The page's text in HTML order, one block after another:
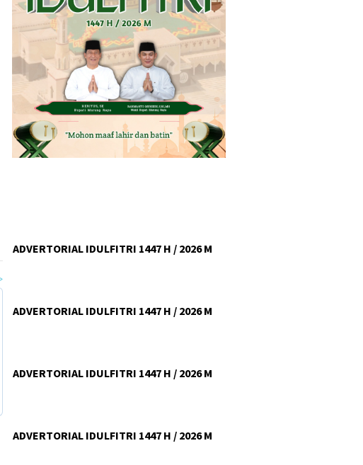
ADVERTORIAL IDULFITRI 1447 H / 2026 M
ADVERTORIAL IDULFITRI 1447 H / 2026 M
ADVERTORIAL IDULFITRI 1447 H / 2026 M
ADVERTORIAL IDULFITRI 1447 H / 2026 M